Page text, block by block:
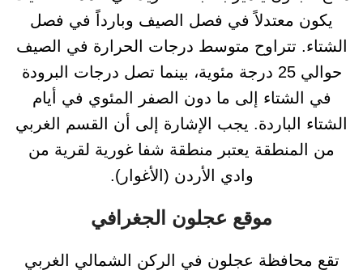
يكون معتدلاً في فصل الصيف وبارداً في فصل
الشتاء. تتراوح متوسط درجات الحرارة في الصيف
حوالي 25 درجة مئوية، بينما تصل درجات البرودة
في الشتاء إلى ما دون الصفر المئوي في أيام
الشتاء الباردة. يجب الإشارة إلى أن القسم الغربي
من المنطقة يعتبر منطقة شفا غورية لقرية من
وادي الأردن (الأغوار).
موقع عجلون الجغرافي
تقع محافظة عجلون في الركن الشمالي الغربي